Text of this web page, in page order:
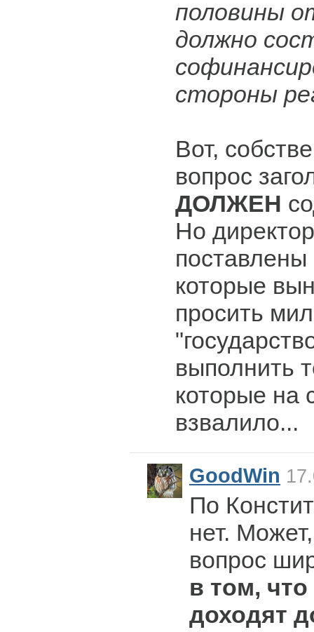
половины
должно
стороны
Вот,
вопрос
ДОЛЖЕН
Но
поставлены
которые
просить
выполнить
которые на
взвалило...
GoodWin
По
нет.
вопрос
в том,
доходят